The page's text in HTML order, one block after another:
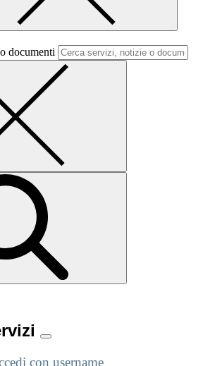
documenti
con username